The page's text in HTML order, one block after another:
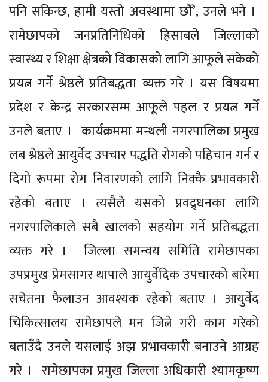
पनि सकिन्छ, हामी यस्तो अवस्थामा छौँ’, उनले भने ।
रामेछापको जनप्रतिनिधिको हिसाबले जिल्लाको
स्वास्थ्य र शिक्षा क्षेत्रको विकासको लागि आफूले सकेको
प्रयत्न गर्ने श्रेष्ठले प्रतिबद्धता व्यक्त गरे । यस विषयमा
प्रदेश र केन्द्र सरकारसम्म आफूले पहल र प्रयत्न गर्ने
उनले बताए । कार्यक्रममा मन्थली नगरपालिका प्रमुख
लब श्रेष्ठले आयुर्वेद उपचार पद्धति रोगको पहिचान गर्न र
दिगो रूपमा रोग निवारणको लागि निक्कै प्रभावकारी
रहेको बताए । त्यसैले यसको प्रवद्र्धनका लागि
नगरपालिकाले सबै खालको सहयोग गर्ने प्रतिबद्धता
व्यक्त गरे । जिल्ला समन्वय समिति रामेछापका
उपप्रमुख प्रेमसागर थापाले आयुर्वेदिक उपचारको बारेमा
सचेतना फैलाउन आवश्यक रहेको बताए । आयुर्वेद
चिकित्सालय रामेछापले मन जित्ने गरी काम गरेको
बताउँदै उनले यसलाई अझ प्रभावकारी बनाउने आग्रह
गरे । रामेछापका प्रमुख जिल्ला अधिकारी श्यामकृष्ण